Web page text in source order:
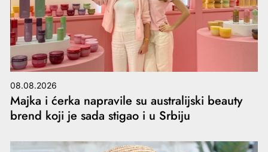
08.08.2026
Majka i ćerka napravile su australijski beauty
brend koji je sada stigao i u Srbiju